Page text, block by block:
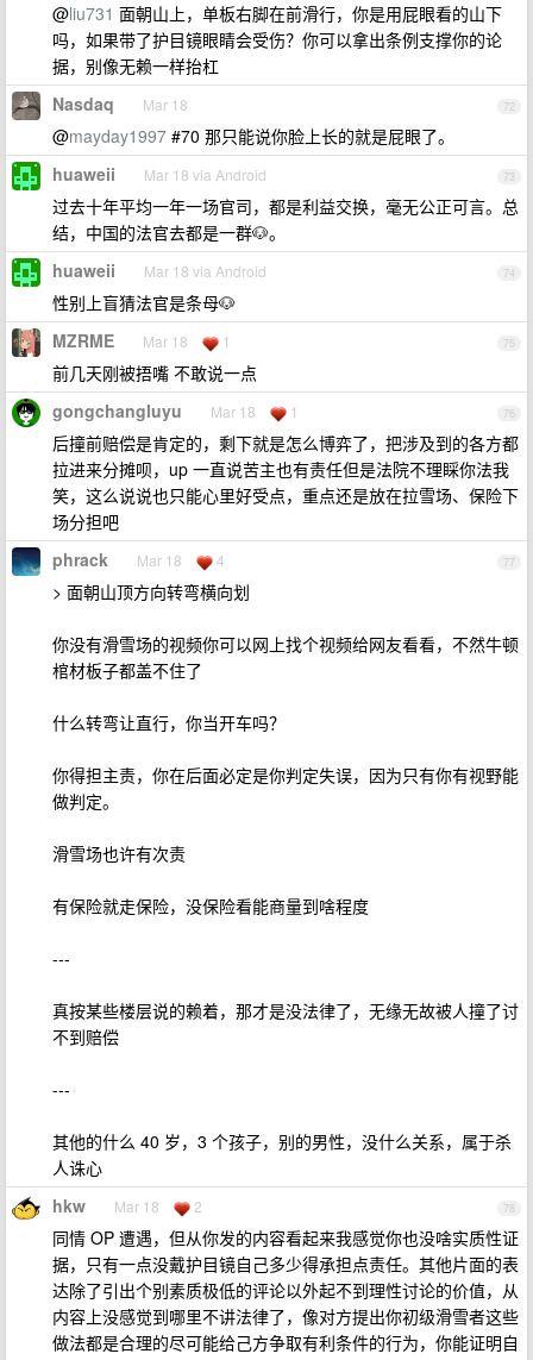
@liu731 面朝山上，单板右脚在前滑行，你是用屁眼看的山下
吗，如果带了护目镜眼睛会受伤？你可以拿出条例支撑你的论
据，别像无赖一样抬杠
72
Nasdaq Mar 18
@mayday1997 #70 那只能说你脸上长的就是屁眼了。
73
huaweii Mar 18 via Android
过去十年平均一年一场官司，都是利益交换，毫无公正可言。总
结，中国的法官去都是一群🐶。
74
huaweii Mar 18 via Android
性别上盲猜法官是条母🐶
75
MZRME Mar 18 1
前几天刚被捂嘴 不敢说一点
76
gongchangluyu Mar 18 1
后撞前赔偿是肯定的，剩下就是怎么博弈了，把涉及到的各方都
拉进来分摊呗，up 一直说苦主也有责任但是法院不理睬你法我
笑，这么说说也只能心里好受点，重点还是放在拉雪场、保险下
场分担吧
77
phrack Mar 18 4
> 面朝山顶方向转弯横向划
你没有滑雪场的视频你可以网上找个视频给网友看看，不然牛顿
棺材板子都盖不住了
什么转弯让直行，你当开车吗？
你得担主责，你在后面必定是你判定失误，因为只有你有视野能
做判定。
滑雪场也许有次责
有保险就走保险，没保险看能商量到啥程度
---
真按某些楼层说的赖着，那才是没法律了，无缘无故被人撞了讨
不到赔偿
---
其他的什么 40 岁，3 个孩子，别的男性，没什么关系，属于杀
人诛心
78
hkw Mar 18 2
同情 OP 遭遇，但从你发的内容看起来我感觉你也没啥实质性证
据，只有一点没戴护目镜自己多少得承担点责任。其他片面的表
达除了引出个别素质极低的评论以外起不到理性讨论的价值，从
内容上没感觉到哪里不讲法律了，像对方提出你初级滑雪者这些
做法都是合理的尽可能给己方争取有利条件的行为，你能证明自